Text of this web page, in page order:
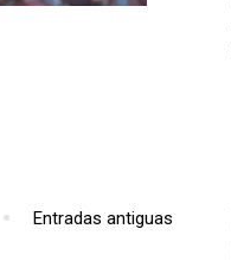
Entradas antiguas